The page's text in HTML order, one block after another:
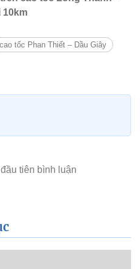
10km
cao tốc Phan Thiết – Dầu Giây